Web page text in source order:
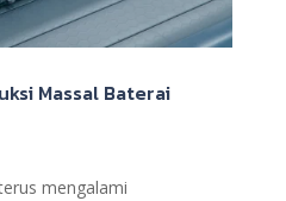
Massal Baterai
mengalami